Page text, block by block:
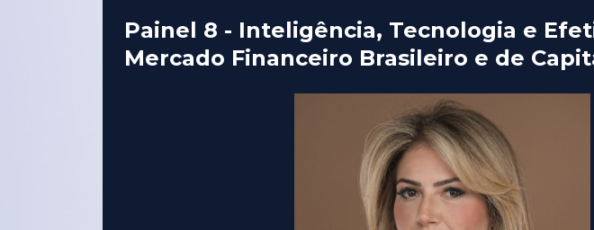
Painel 8 - Inteligência, Tecnologia e
Mercado Financeiro Brasileiro e de